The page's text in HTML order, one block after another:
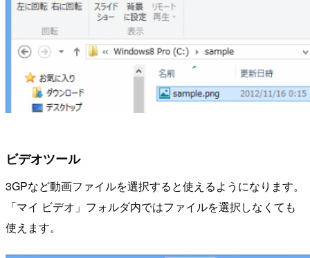
ビデオツール
3GPなど動画ファイルを選択すると使えるようになります。
「マイ ビデオ」フォルダ内ではファイルを選択しなくても
使えます。